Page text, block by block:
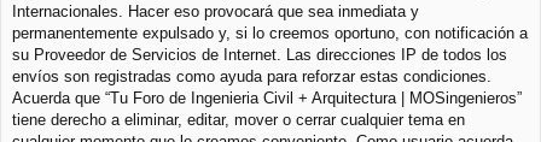
Internacionales. Hacer eso provocará que sea inmediata y
permanentemente expulsado y, si lo creemos oportuno, con notificación a
su Proveedor de Servicios de Internet. Las direcciones IP de todos los
envíos son registradas como ayuda para reforzar estas condiciones.
Acuerda que “Tu Foro de Ingenieria Civil + Arquitectura | MOSingenieros”
tiene derecho a eliminar, editar, mover o cerrar cualquier tema en